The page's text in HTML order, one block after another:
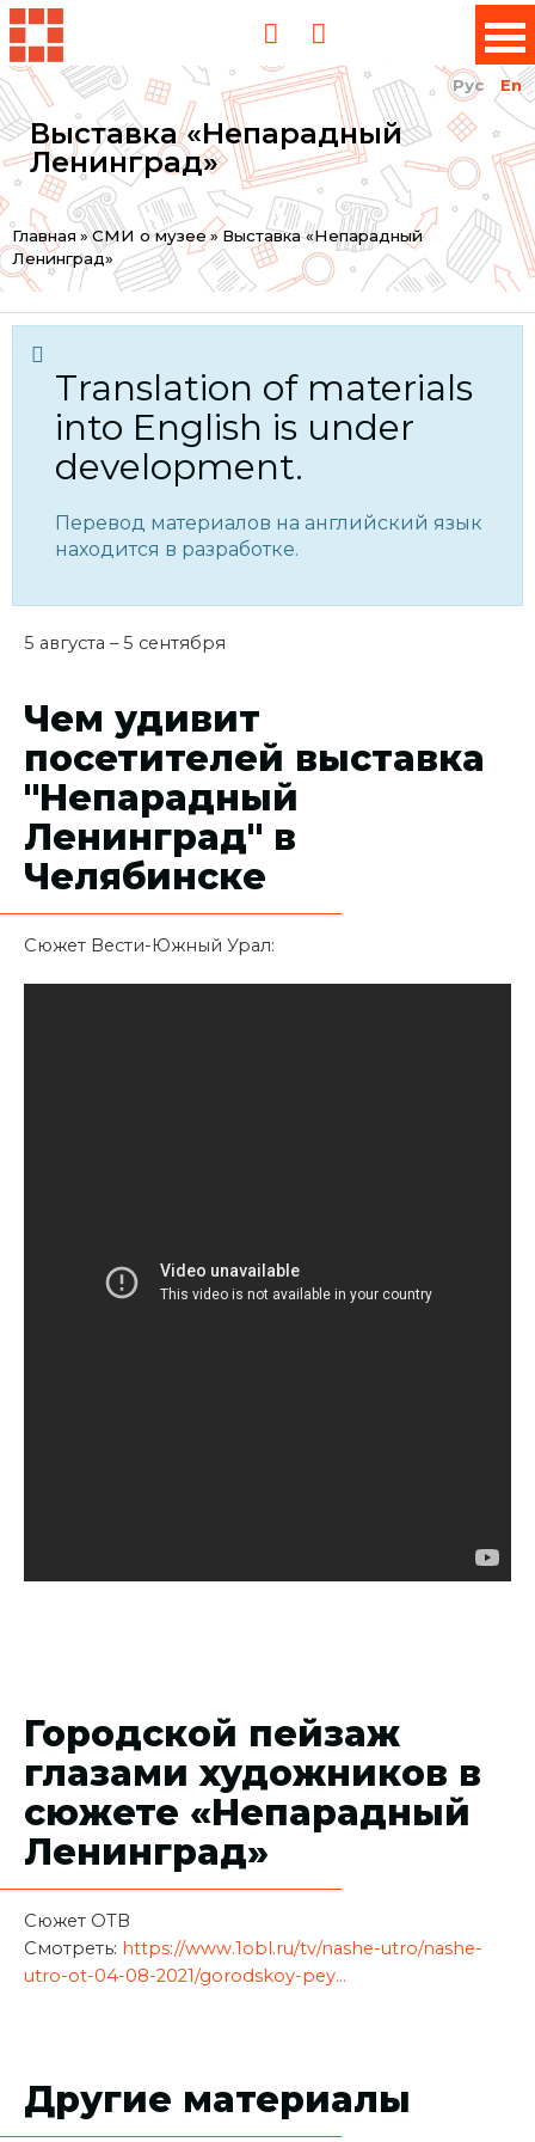
Рус En
Выставка «Непарадный
Ленинград»
You
are
here
Главная »СМИ о музее» Выставка «Непарадный
Ленинград»
Translation of materials
into English is under
development.
Перевод материалов на английский язык
находится в разработке.
5 августа – 5 сентября
Чем удивит
посетителей выставка
"Непарадный
Ленинград" в
Челябинске
Сюжет Вести-Южный Урал:
Городской пейзаж
глазами художников в
сюжете «Непарадный
Ленинград»
Сюжет ОТВ
Смотреть: https://www.1obl.ru/tv/nashe-utro/nashe-
utro-ot-04-08-2021/gorodskoy-pey...
Другие материалы